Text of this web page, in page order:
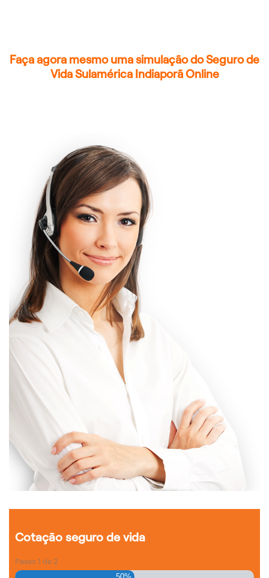
Faça agora mesmo uma simulação do Seguro de
Vida Sulamérica Indiaporã Online
Cotação seguro de vida
Passo 1 de 2